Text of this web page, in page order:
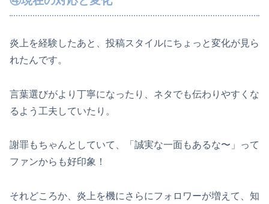
炎上を経験したあと、投稿スタイルにちょっと変化が見ら
れたんです。
言葉選びがより丁寧になったり、ネタでも伝わりやすくな
るよう工夫していたり。
謝罪もちゃんとしていて、「誠実な一面もあるな〜」って
ファンからも好印象！
それどころか、炎上を機にさらにフォロワーが増えて、知